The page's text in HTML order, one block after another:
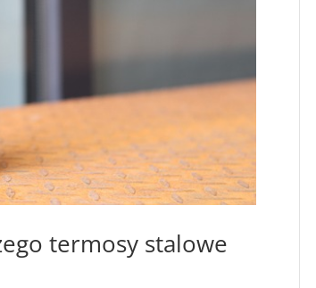
termosy stalowe